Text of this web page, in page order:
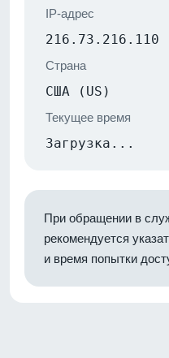
IP-адрес
216.73.216.110
Страна
США (US)
Текущее время
Загрузка...
При обращении в
рекомендуется
и время попытки